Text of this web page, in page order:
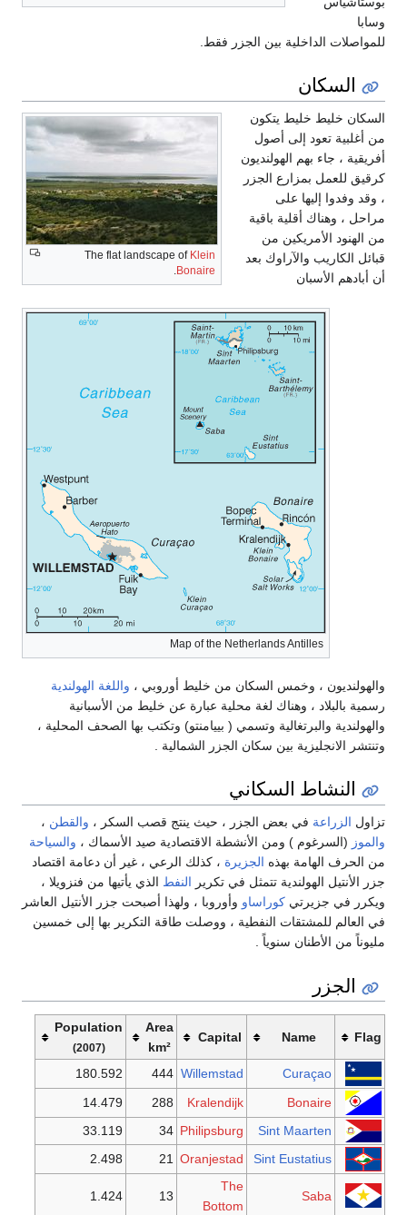
وسابا
للمواصلات الداخلية بين الجزر فقط.
السكان
The flat landscape of Klein
Bonaire
.
Map of the Netherlands Antilles
السكان خليط خليط يتكون
من أغلبية تعود إلى أصول
أفريقية ، جاء بهم الهولنديون
كرقيق للعمل بمزارع الجزر
، وقد وفدوا إليها على
مراحل ، وهناك أقلية باقية
من الهنود الأمريكين من
قبائل الكاريب والآراوك بعد
أن أبادهم الأسبان
والهولنديون ، وخمس السكان من خليط أوروبي ، واللغة الهولندية
رسمية بالبلاد ، وهناك لغة محلية عبارة عن خليط من الأسبانية
والهولندية والبرتغالية وتسمي ( بييامنتو) وتكتب بها الصحف المحلية ،
وتنتشر الانجليزية بين سكان الجزر الشمالية .
النشاط السكاني
تزاول الزراعة في بعض الجزر ، حيث ينتج قصب السكر ، والقطن ،
والموز (السرغوم ) ومن الأنشطة الاقتصادية صيد الأسماك ، والسياحة
من الحرف الهامة بهذه الجزيرة ، كذلك الرعي ، غير أن دعامة اقتصاد
جزر الأنتيل الهولندية تتمثل في تكرير النفط الذي يأتيها من فنزويلا ،
ويكرر في جزيرتي كوراساو وأوروبا ، ولهذا أصبحت جزر الأنتيل العاشر
في العالم للمشتقات النفطية ، ووصلت طاقة التكرير بها إلى خمسين
مليوناً من الأطنان سنوياً .
الجزر
Flag
Name
Capital
Area
km²
Population
(2007)
Curaçao
Willemstad
444
180.592
Bonaire
Kralendijk
288
14.479
Sint Maarten
Philipsburg
34
33.119
Sint Eustatius
Oranjestad
21
2.498
Saba
The
Bottom
13
1.424